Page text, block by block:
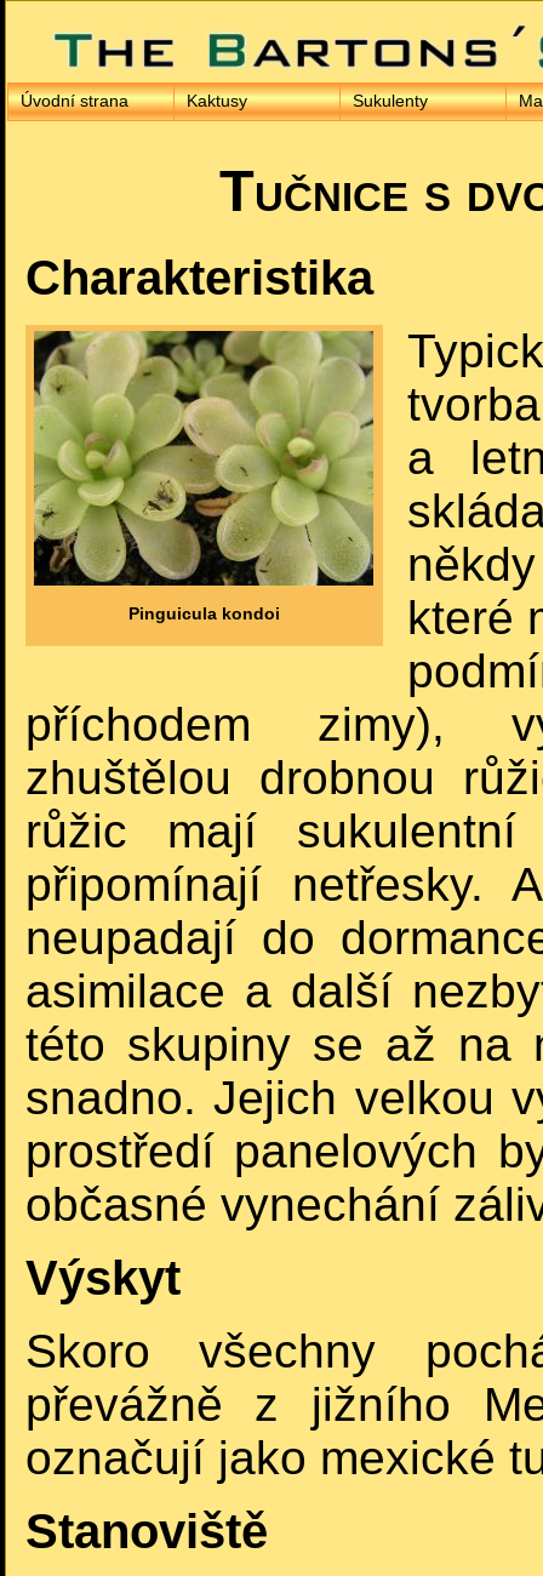
Úvodní strana Kaktusy Sukulenty
Tučnice s
Charakteristika
Pinguicula kondoi
a
které
příchodem zimy),
zhuštělou drobnou
růžic mají
připomínají netřesky.
neupadají do
asimilace a další
této skupiny se až na
snadno. Jejich velkou
prostředí panelových
občasné vynechání
Výskyt
Skoro všechny
převážně z jižního
označují jako mexické
Stanoviště